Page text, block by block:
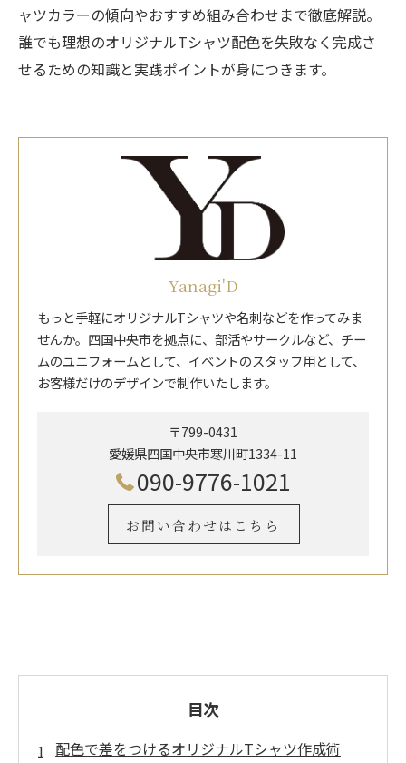
ャツカラーの傾向やおすすめ組み合わせまで徹底解説。
誰でも理想のオリジナルTシャツ配色を失敗なく完成さ
せるための知識と実践ポイントが身につきます。
Yanagi'D
もっと手軽にオリジナルTシャツや名刺などを作ってみま
せんか。四国中央市を拠点に、部活やサークルなど、チー
ムのユニフォームとして、イベントのスタッフ用として、
お客様だけのデザインで制作いたします。
〒799-0431
愛媛県四国中央市寒川町1334-11
090-9776-1021
お問い合わせはこちら
目次
配色で差をつけるオリジナルTシャツ作成術